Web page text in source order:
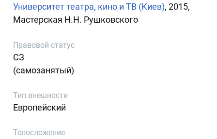
Университет театра, кино и ТВ (Киев), 2015,
Мастерская Н.Н. Рушковского
Правовой статус
СЗ
(самозанятый)
Тип внешности
Европейский
Телосложение